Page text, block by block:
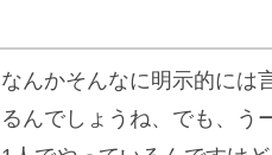
んかそんなに明示的には
んでしょうね、でも、う